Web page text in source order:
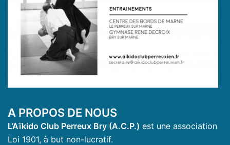
A PROPOS DE NOUS
L’Aïkido Club Perreux Bry (A.C.P.) est une association
Loi 1901, à but non-lucratif.